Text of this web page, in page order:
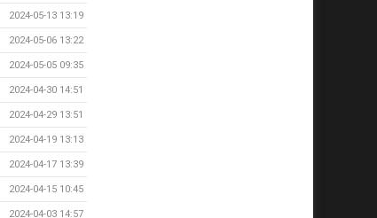
2024-05-13 13:19
2024-05-06 13:22
2024-05-05 09:35
2024-04-30 14:51
2024-04-29 13:51
2024-04-19 13:13
2024-04-17 13:39
2024-04-15 10:45
2024-04-03 14:57